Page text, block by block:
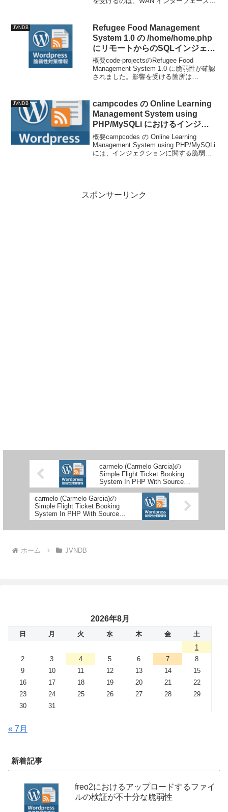
の関数...
JVNDB
Refugee Food Management
System 1.0 の /home/home.php
にリモートからのSQLインジェク
ション攻撃が可能な脆弱性
概要code-projectsのRefugee Food
Management System 1.0 に脆弱性が確認
されました。影響を受ける箇所は
する...
JVNDB
campcodes の Online Learning
Management System using
PHP/MySQLi におけるインジェ
クションに関する脆弱性
概要campcodes の Online Learning
Management System using PHP/MySQLi
には、インジェクションに関する脆弱
スポンサーリンク
carmelo (Carmelo Garcia)の
Simple Flight Ticket Booking
System In PHP With Source
Codeにおける複数の脆弱性
carmelo (Carmelo Garcia)の
Simple Flight Ticket Booking
System In PHP With Source
Codeにおける複数の脆弱性
ホーム JVNDB
2026年8月
日 月 火 水 木 金
土
1
2
3 4 5 6 7
8
9
10 11 12 13 14
15
16
17 18 19 20 21
22
23
24 25 26 27 28
29
30
31
« 7月
新着記事
freo2におけるアップロードするファイ
ルの検証が不十分な脆弱性